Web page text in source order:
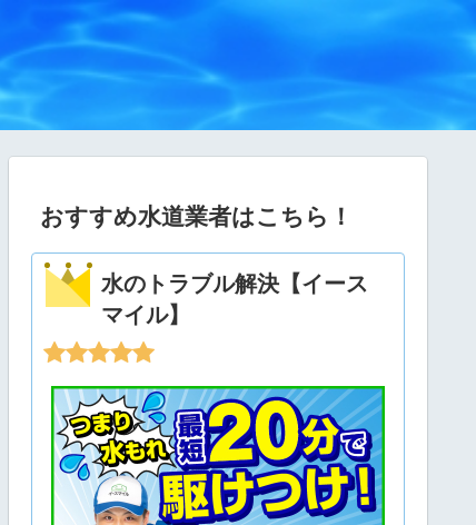
おすすめ水道業者はこちら！
水のトラブル解決【イース
マイル】